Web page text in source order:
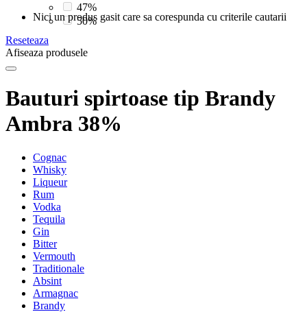
47%
50%
Nici un produs gasit care sa corespunda cu criterile cautarii
Reseteaza
Afiseaza produsele
Bauturi spirtoase tip Brandy
Ambra 38%
Cognac
Whisky
Liqueur
Rum
Vodka
Tequila
Gin
Bitter
Vermouth
Traditionale
Absint
Armagnac
Brandy